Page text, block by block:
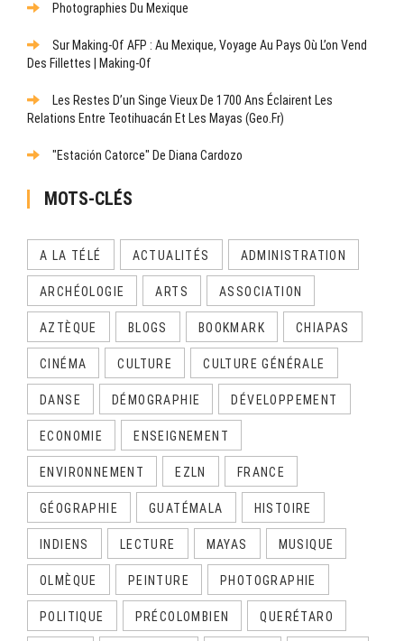
Photographies Du Mexique
Sur Making-Of AFP : Au Mexique, Voyage Au Pays Où L’on Vend
Des Fillettes | Making-Of
Les Restes D’un Singe Vieux De 1700 Ans Éclairent Les
Relations Entre Teotihuacán Et Les Mayas (Geo.fr)
"Estación Catorce" De Diana Cardozo
MOTS-CLÉS
A LA TÉLÉ ACTUALITÉS ADMINISTRATION
ARCHÉOLOGIE ARTS ASSOCIATION
AZTÈQUE BLOGS BOOKMARK CHIAPAS
CINÉMA CULTURE CULTURE GÉNÉRALE
DANSE DÉMOGRAPHIE DÉVELOPPEMENT
ECONOMIE ENSEIGNEMENT
ENVIRONNEMENT EZLN FRANCE
GÉOGRAPHIE GUATÉMALA HISTOIRE
INDIENS LECTURE MAYAS MUSIQUE
OLMÈQUE PEINTURE PHOTOGRAPHIE
POLITIQUE PRÉCOLOMBIEN QUERÉTARO